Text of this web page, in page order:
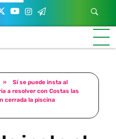
»
Sí se puede insta al
a resolver con Costas las
cerrada la piscina